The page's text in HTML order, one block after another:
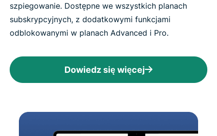
szpiegowanie. Dostępne we wszystkich planach
subskrypcyjnych, z dodatkowymi funkcjami
odblokowanymi w planach Advanced i Pro.
Dowiedz się więcej